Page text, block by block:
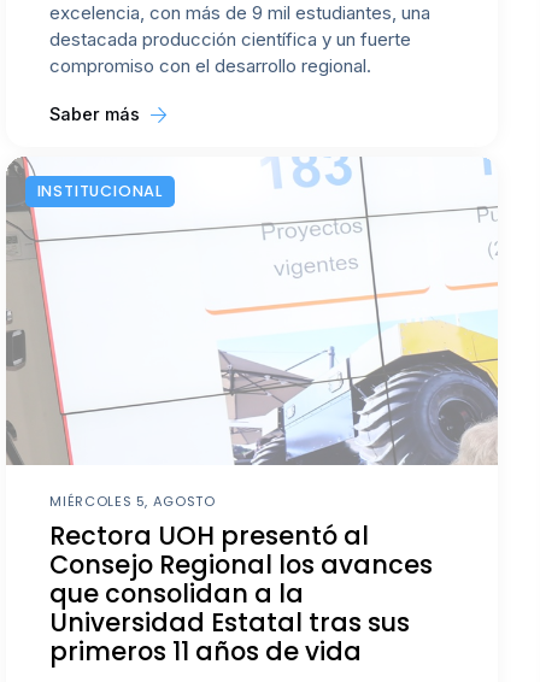
excelencia, con más de 9 mil estudiantes, una
destacada producción científica y un fuerte
compromiso con el desarrollo regional.
Saber más
INSTITUCIONAL
MIÉRCOLES 5, AGOSTO
Rectora UOH presentó al
Consejo Regional los avances
que consolidan a la
Universidad Estatal tras sus
primeros 11 años de vida